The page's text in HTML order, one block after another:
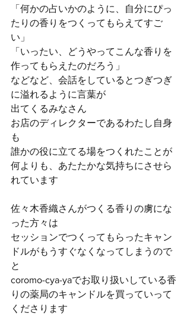
「何かの占いかのように、自分にぴっ
たりの香りをつくってもらえてすご
い」
「いったい、どうやってこんな香りを
作ってもらえたのだろう」
などなど、会話をしているとつぎつぎ
に溢れるように言葉が
出てくるみなさん
お店のディレクターであるわたし自身
も
誰かの役に立てる場をつくれたことが
何よりも、あたたかな気持ちにさせら
れています
佐々木香織さんがつくる香りの虜にな
った方々は
セッションでつくってもらったキャン
ドルがもうすぐなくなってしまうので
と
coromo-cya-yaでお取り扱いしている香
りの薬局のキャンドルを買っていって
くださります